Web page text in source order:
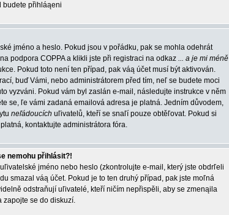
budete přihláąeni
jméno a heslo. Pokud jsou v pořádku, pak se mohla odehrát
podpora COPPA a klikli jste při registraci na odkaz ... a je mi méně
Pokud toto není ten případ, pak váą účet musí být aktivován.
buď Vámi, nebo administrátorem před tím, neľ se budete moci
vyzváni. Pokud vám byl zaslán e-mail, následujte instrukce v něm
se, ľe vámi zadaná emailová adresa je platná. Jedním důvodem,
neľádoucích uľivatelů, kteří se snaľí pouze obtěľovat. Pokud si
kontaktujte administrátora fóra.
nemohu přihlásit?!
jméno nebo heslo (zkontrolujte e-mail, který jste obdrľeli
smazal váą účet. Pokud je to ten druhý případ, pak jste moľná
odstraňují uľivatelé, kteří ničím nepřispěli, aby se zmenąila
zapojte se do diskuzí.